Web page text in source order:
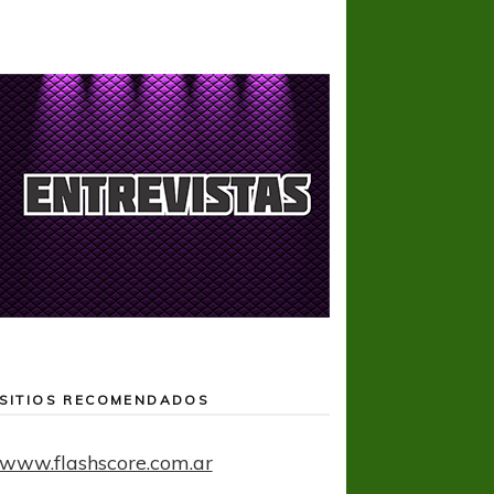
SITIOS RECOMENDADOS
www.flashscore.com.ar